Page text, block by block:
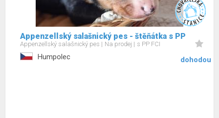
Appenzellský salašnický pes - štěňátka s PP
Appenzellský salašnický pes Na prodej s PP FCI
Humpolec dohodou